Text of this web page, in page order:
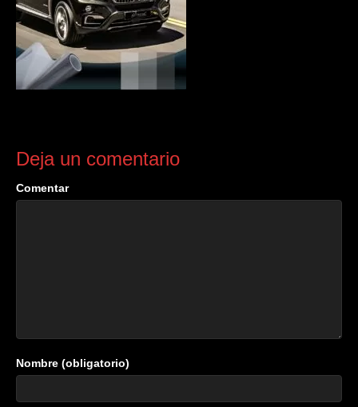
Deja un comentario
Comentar
Nombre (obligatorio)